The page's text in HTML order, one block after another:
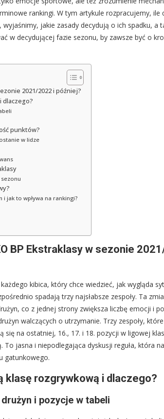
rankingi. W tym artykule rozpracujemy, ile
jakie zasady decydują o ich spadku, a
w decydującej fazie sezonu, by zawsze być o
2021/2022 i później?
dlaczego?
punktów?
w lidze
jak to wpływa na rankingi?
BP Ekstraklasy w sezonie
kibica, który chce wiedzieć, jak wygląda
spadają trzy najsłabsze zespoły. Ta
co z jednej strony zwiększa liczbę emocji i
walczących o utrzymanie. Trzy zespoły,
na ostatniej, 16., 17. i 18. pozycji w ligowej
jasna i niepodlegająca dyskusji reguła, która
gatunkowego.
klasę rozgrywkową i dlaczego?
i pozycje w tabeli